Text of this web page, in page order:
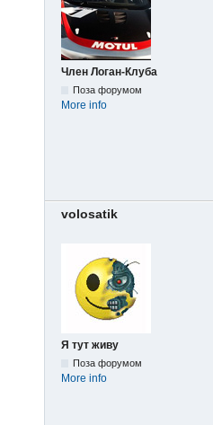
Член Логан-Клуба
Поза форумом
More info
volosatik
Я тут живу
Поза форумом
More info